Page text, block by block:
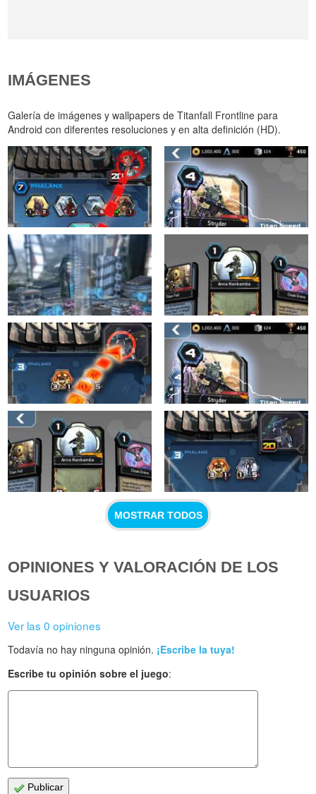
IMÁGENES
Galería de imágenes y wallpapers de Titanfall Frontline para
Android con diferentes resoluciones y en alta definición (HD).
MOSTRAR TODOS
OPINIONES Y VALORACIÓN DE LOS
USUARIOS
Ver las 0 opiniones
Todavía no hay ninguna opinión. ¡Escribe la tuya!
Escribe tu opinión sobre el juego:
Publicar